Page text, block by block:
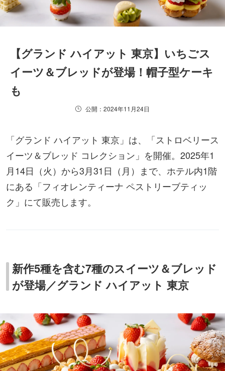
【グランド ハイアット 東京】いちごス
イーツ＆ブレッドが登場！帽子型ケーキ
も
公開：2024年11月24日
「グランド ハイアット 東京」は、「ストロベリース
イーツ＆ブレッド コレクション」を開催。2025年1
月14日（火）から3月31日（月）まで、ホテル内1階
にある「フィオレンティーナ ペストリーブティッ
ク」にて販売します。
新作5種を含む7種のスイーツ＆ブレッド
が登場／グランド ハイアット 東京